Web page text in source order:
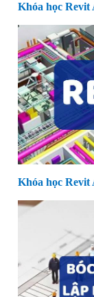
Khóa học Revit
Khóa học Revit